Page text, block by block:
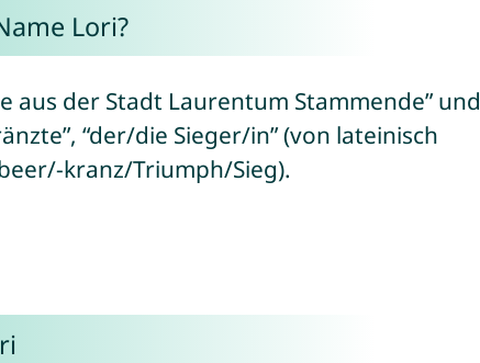
Lori?
aus der Stadt Laurentum Stammende” und
“der/die Sieger/in” (von lateinisch
kranz/Triumph/Sieg).